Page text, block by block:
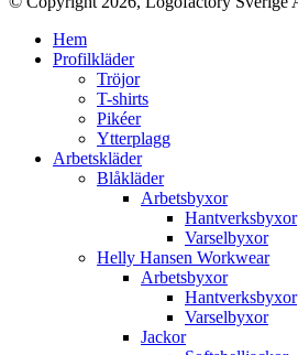
Hem
Profilkläder
Tröjor
T-shirts
Pikéer
Ytterplagg
Arbetskläder
Blåkläder
Arbetsbyxor
Hantverksbyxor
Varselbyxor
Helly Hansen Workwear
Arbetsbyxor
Hantverksbyxor
Varselbyxor
Jackor